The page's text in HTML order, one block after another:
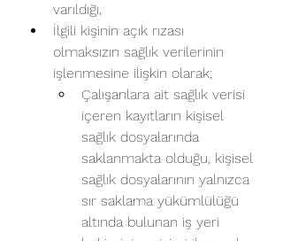
varıldığı,
İlgili kişinin açık rızası
olmaksızın sağlık verilerinin
işlenmesine ilişkin olarak;
Çalışanlara ait sağlık verisi
içeren kayıtların kişisel
sağlık dosyalarında
saklanmakta olduğu, kişisel
sağlık dosyalarının yalnızca
sır saklama yükümlülüğü
altında bulunan iş yeri